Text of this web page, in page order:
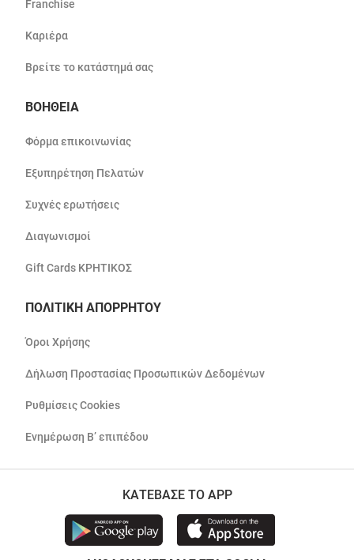
Franchise
Καριέρα
Βρείτε το κατάστημά σας
ΒΟΗΘΕΙΑ
Φόρμα επικοινωνίας
Εξυπηρέτηση Πελατών
Συχνές ερωτήσεις
Διαγωνισμοί
Gift Cards ΚΡΗΤΙΚΟΣ
ΠΟΛΙΤΙΚΗ ΑΠΟΡΡΗΤΟΥ
Όροι Χρήσης
Δήλωση Προστασίας Προσωπικών Δεδομένων
Ρυθμίσεις Cookies
Ενημέρωση Β’ επιπέδου
ΚΑΤΕΒΑΣΕ ΤΟ APP